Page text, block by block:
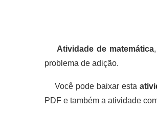
Atividade de matemática
problema de adição.
Você pode baixar esta
PDF e também a atividade